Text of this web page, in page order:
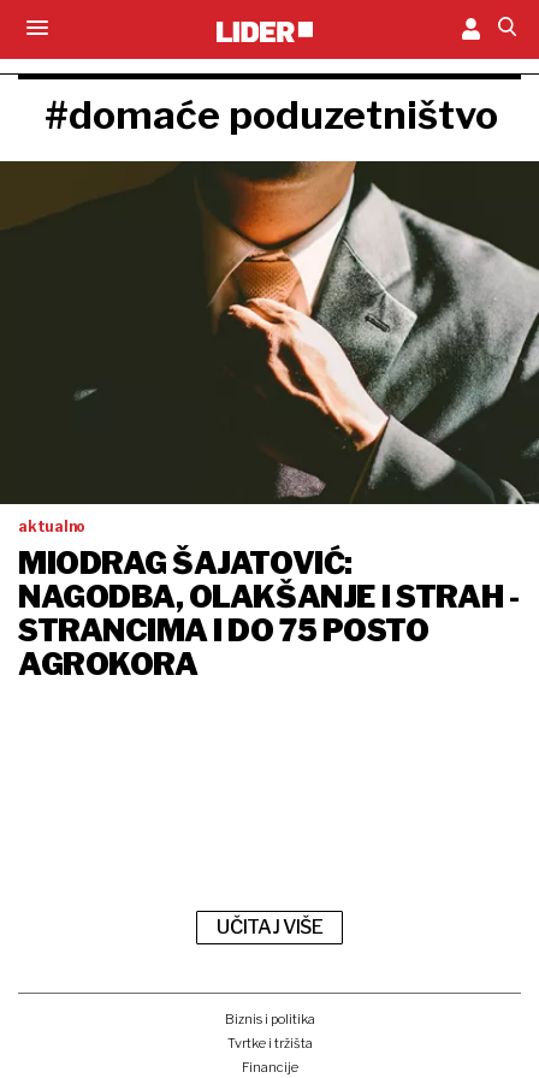
#domaće poduzetništvo
aktualno
MIODRAG ŠAJATOVIĆ:
NAGODBA, OLAKŠANJE I STRAH -
STRANCIMA I DO 75 POSTO
AGROKORA
UČITAJ VIŠE
Biznis i politika
Tvrtke i tržišta
Financije